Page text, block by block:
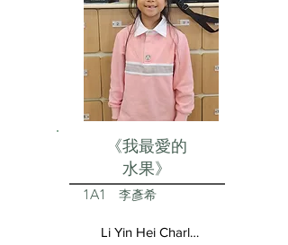
《我最愛的
水果》
1A1 李彥希
Li Yin Hei Charlotte